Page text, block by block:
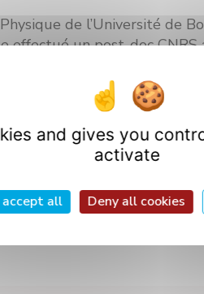
de l’Université de
effectué un post-doc
(ANR) au PhLAM,
(CR2) et affecté au GSMA à
(
) . Je suis
janvier 2026 le
and gives you
activate
accept all Deny all cookies